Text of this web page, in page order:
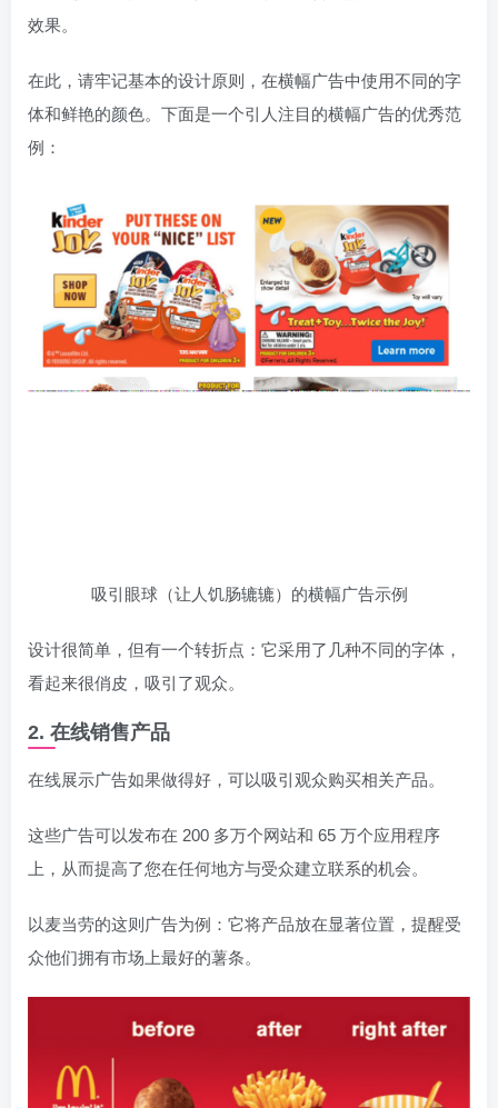
效果。
在此，请牢记基本的设计原则，在横幅广告中使用不同的字
体和鲜艳的颜色。下面是一个引人注目的横幅广告的优秀范
例：
吸引眼球（让人饥肠辘辘）的横幅广告示例
设计很简单，但有一个转折点：它采用了几种不同的字体，
看起来很俏皮，吸引了观众。
2. 在线销售产品
在线展示广告如果做得好，可以吸引观众购买相关产品。
这些广告可以发布在 200 多万个网站和 65 万个应用程序
上，从而提高了您在任何地方与受众建立联系的机会。
以麦当劳的这则广告为例：它将产品放在显著位置，提醒受
众他们拥有市场上最好的薯条。